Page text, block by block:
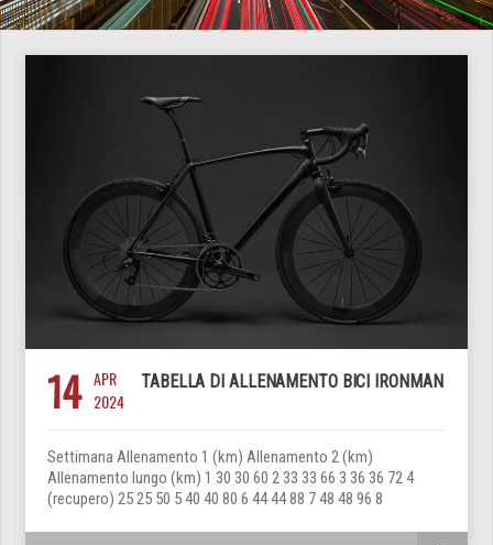
14 APR
2024
TABELLA DI ALLENAMENTO BICI IRONMAN
Settimana Allenamento 1 (km) Allenamento 2 (km)
Allenamento lungo (km) 1 30 30 60 2 33 33 66 3 36 36 72 4
(recupero) 25 25 50 5 40 40 80 6 44 44 88 7 48 48 96 8